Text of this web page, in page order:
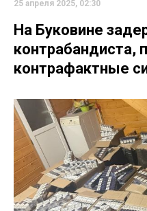
25 апреля 2025, 02:30
На Буковине
контрабандиста,
контрафактные